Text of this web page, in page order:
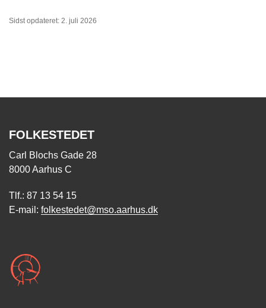
Sidst opdateret: 2. juli 2026
FOLKESTEDET
Carl Blochs Gade 28
8000 Aarhus C
Tlf.: 87 13 54 15
E-mail: folkestedet@mso.aarhus.dk